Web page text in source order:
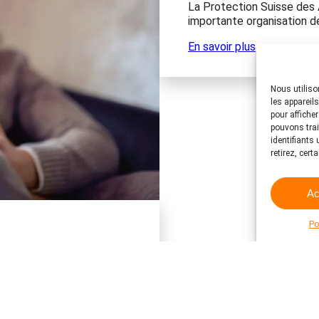
Nous
les
pour
pouvons
identifiants
retirez,
La Protection Suisse des
importante organisation
En savoir plus